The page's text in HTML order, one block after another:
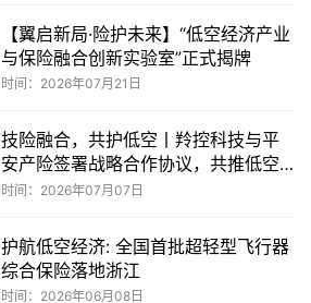
【翼启新局·险护未来】“低空经济产业
与保险融合创新实验室”正式揭牌
时间：2026年07月21日
技险融合，共护低空丨羚控科技与平
安产险签署战略合作协议，共推低空
经济安全发展
时间：2026年07月07日
护航低空经济: 全国首批超轻型飞行器
综合保险落地浙江
时间：2026年06月08日